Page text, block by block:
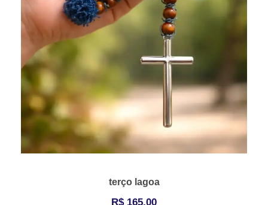
terço lagoa
R$165,00